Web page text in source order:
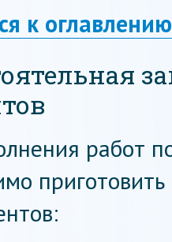
к оглавлению
работ